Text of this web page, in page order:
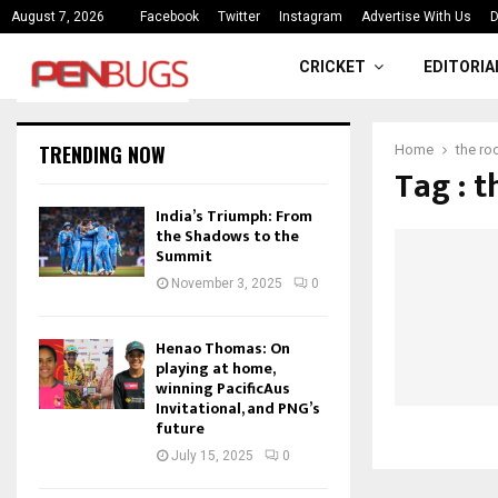
August 7, 2026 Facebook Twitter Instagram Advertise With Us
India’s Triumph: From the
CRICKET
Home the
Tag :
TRENDING NOW
India’s Triumph: From
the Shadows to the
Summit
November 3, 2025 0
Henao Thomas: On
playing at home,
winning PacificAus
Invitational, and PNG’s
future
July 15, 2025 0